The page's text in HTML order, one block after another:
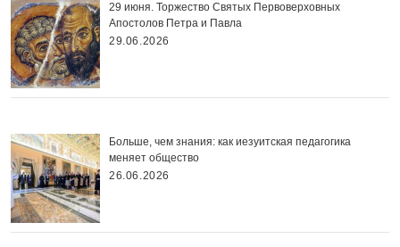
29 июня. Торжество Святых Первоверховных
Апостолов Петра и Павла
29.06.2026
Больше, чем знания: как иезуитская педагогика
меняет общество
26.06.2026